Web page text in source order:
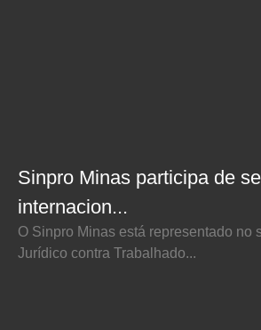
Sinpro Minas participa de
internacion...
O Sinpro Minas está representado no
Jurídico contra Trabalhado...